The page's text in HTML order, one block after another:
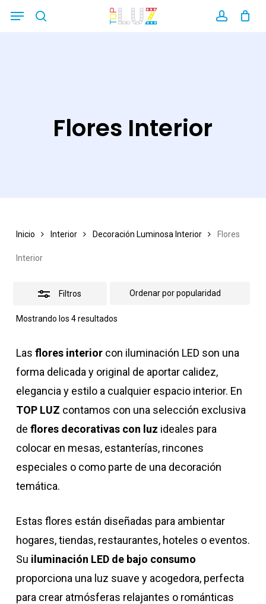
Menu
Flores Interior
Inicio Interior Decoración Luminosa Interior Flores
Interior
Filtros
Mostrando los 4 resultadosOrdenado
Las flores interiorcon iluminación LED son una
forma delicada y original de aportar calidez,
elegancia y estilo a cualquier espacio interior. En
TOP LUZ contamos con una selección exclusiva
de flores decorativas con luz ideales para
colocar en mesas, estanterías, rincones
especiales o como parte de una decoración
temática.
Estas flores están diseñadas para ambientar
hogares, tiendas, restaurantes, hoteles o eventos.
Su iluminación LED de bajo consumo
proporciona una luz suave y acogedora, perfecta
para crear atmósferas relajantes o románticas